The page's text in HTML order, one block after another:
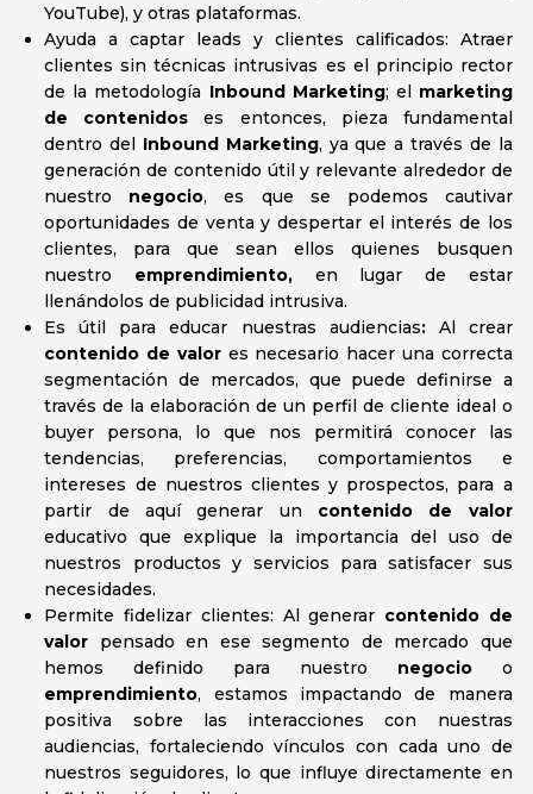
YouTube), y otras plataformas.
Ayuda a captar leads y clientes calificados: Atraer
clientes sin técnicas intrusivas es el principio rector
de la metodología Inbound Marketing; el marketing
de contenidos es entonces, pieza fundamental
dentro del Inbound Marketing, ya que a través de la
generación de contenido útil y relevante alrededor de
nuestro negocio, es que se podemos cautivar
oportunidades de venta y despertar el interés de los
clientes, para que sean ellos quienes busquen
nuestro emprendimiento, en lugar de estar
llenándolos de publicidad intrusiva.
Es útil para educar nuestras audiencias:Al crear
contenido de valores necesario hacer una correcta
segmentación de mercados, que puede definirse a
través de la elaboración de un perfil de cliente ideal o
buyer persona, lo que nos permitirá conocer las
tendencias, preferencias, comportamientos e
intereses de nuestros clientes y prospectos, para a
partir de aquí generar un contenido de valor
educativo que explique la importancia del uso de
nuestros productos y servicios para satisfacer sus
necesidades.
Permite fidelizar clientes: Al generar contenidode
valor pensado en ese segmento de mercado que
hemos definido para nuestro negocioo
emprendimiento, estamos impactando de manera
positiva sobre las interacciones con nuestras
audiencias, fortaleciendo vínculos con cada uno de
nuestros seguidores, lo que influye directamente en